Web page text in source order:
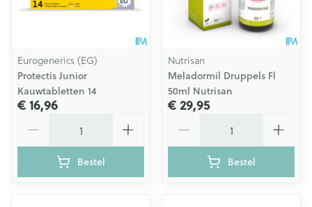
Eurogenerics (EG)
Protectis Junior
Kauwtabletten 14
€ 16,96
Bestel
Nutrisan
Meladormil Druppels Fl
50ml Nutrisan
€ 29,95
Bestel